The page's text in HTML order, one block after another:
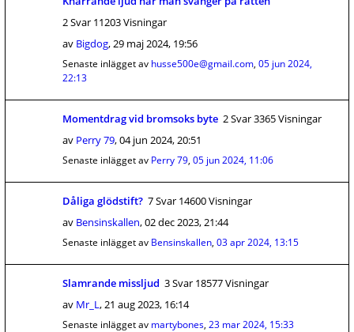
2 Svar 11203 Visningar
av Bigdog,29 maj 2024, 19:56
Senaste inlägget av husse500e@gmail.com, 05 jun 2024,
22:13
Momentdrag vid bromsoks byte 2 Svar 3365 Visningar
av Perry 79,04 jun 2024, 20:51
Senaste inlägget av Perry 79, 05 jun 2024, 11:06
Dåliga glödstift? 7 Svar 14600 Visningar
av Bensinskallen,02 dec 2023, 21:44
Senaste inlägget av Bensinskallen, 03 apr 2024, 13:15
Slamrande missljud 3 Svar 18577 Visningar
av Mr_L,21 aug 2023, 16:14
Senaste inlägget av martybones, 23 mar 2024, 15:33